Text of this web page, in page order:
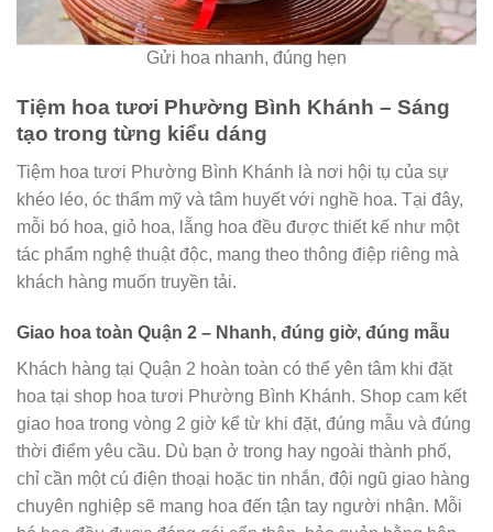
Gửi hoa nhanh, đúng hẹn
Tiệm hoa tươi Phường Bình Khánh – Sáng
tạo trong từng kiểu dáng
Tiệm hoa tươi Phường Bình Khánh là nơi hội tụ của sự
khéo léo, óc thẩm mỹ và tâm huyết với nghề hoa. Tại đây,
mỗi bó hoa, giỏ hoa, lẵng hoa đều được thiết kế như một
tác phẩm nghệ thuật độc, mang theo thông điệp riêng mà
khách hàng muốn truyền tải.
Giao hoa toàn Quận 2 – Nhanh, đúng giờ, đúng mẫu
Khách hàng tại Quận 2 hoàn toàn có thể yên tâm khi đặt
hoa tại shop hoa tươi Phường Bình Khánh. Shop cam kết
giao hoa trong vòng 2 giờ kể từ khi đặt, đúng mẫu và đúng
thời điểm yêu cầu. Dù bạn ở trong hay ngoài thành phố,
chỉ cần một cú điện thoại hoặc tin nhắn, đội ngũ giao hàng
chuyên nghiệp sẽ mang hoa đến tận tay người nhận. Mỗi